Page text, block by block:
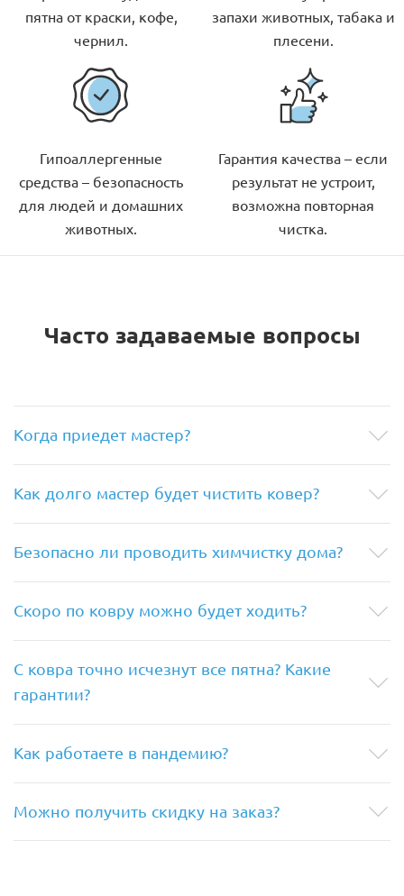
пятна от краски, кофе,
чернил.
запахи животных, табака и
плесени.
Гипоаллергенные
средства – безопасность
для людей и домашних
животных.
Гарантия качества – если
результат не устроит,
возможна повторная
чистка.
Часто задаваемые вопросы
Когда приедет мастер?
Как долго мастер будет чистить ковер?
Безопасно ли проводить химчистку дома?
Скоро по ковру можно будет ходить?
С ковра точно исчезнут все пятна? Какие
гарантии?
Как работаете в пандемию?
Можно получить скидку на заказ?